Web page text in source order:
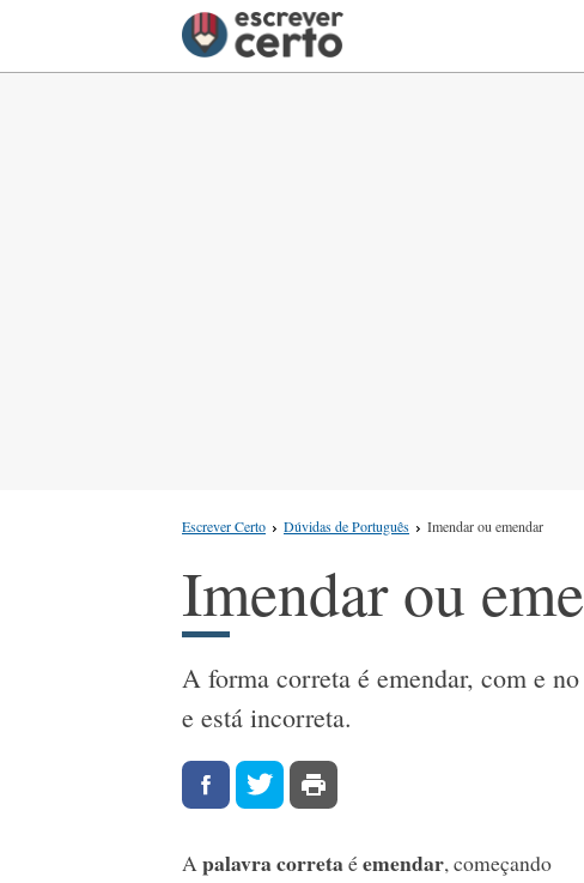
Escrever Certo Dúvidas de Português Imendar ou emendar
Imendar ou
A forma correta é emendar, com e
e está incorreta.
Apalavra corretaéemendar, começando